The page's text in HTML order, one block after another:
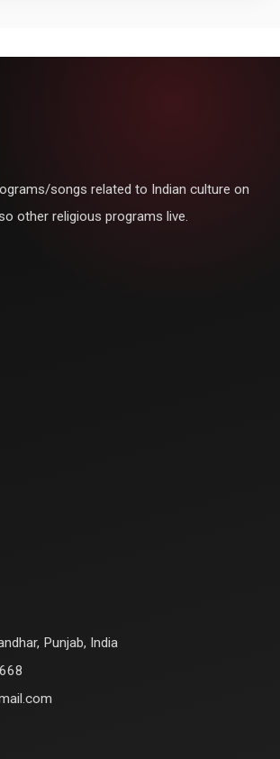
songs related to Indian culture on
other religious programs live.
Punjab, India